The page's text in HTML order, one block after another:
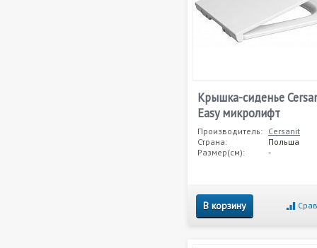
Крышка-сиденье
Easy микролифт
Производитель: Cersanit
Страна:
Польша
Размер(см):
-
В корзину